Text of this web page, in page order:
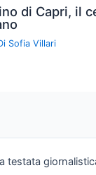
di Capri, il
Sofia Villari
testata